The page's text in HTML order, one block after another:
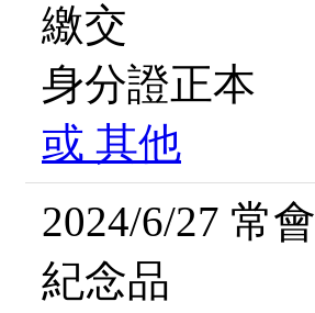
繳交
身分證正本
或 其他
2024/6/27 常會
紀念品